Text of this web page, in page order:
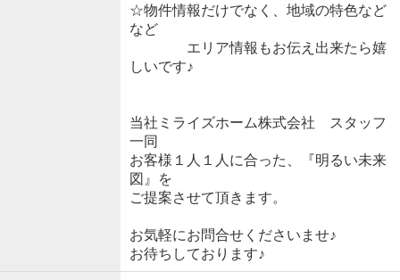
☆物件情報だけでなく、地域の特色など
など
エリア情報もお伝え出来たら嬉
しいです♪
当社ミライズホーム株式会社 スタッフ
一同
お客様１人１人に合った、『明るい未来
図』を
ご提案させて頂きます。
お気軽にお問合せくださいませ♪
お待ちしております♪